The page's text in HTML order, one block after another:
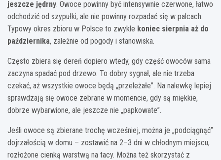
jeszcze jędrny. Owoce powinny być intensywnie czerwone, łatwo
odchodzić od szypułki, ale nie powinny rozpadać się w palcach.
Typowy okres zbioru w Polsce to zwykle koniec sierpnia aż do
października, zależnie od pogody i stanowiska.
Często zbiera się dereń dopiero wtedy, gdy część owoców sama
zaczyna spadać pod drzewo. To dobry sygnał, ale nie trzeba
czekać, aż wszystkie owoce będą „przeleżałe”. Na nalewkę lepiej
sprawdzają się owoce zebrane w momencie, gdy są miękkie,
dobrze wybarwione, ale jeszcze nie „papkowate”.
Jeśli owoce są zbierane trochę wcześniej, można je „podciągnąć”
dojrzałością w domu – zostawić na 2–3 dni w chłodnym miejscu,
rozłożone cienką warstwą na tacy. Można też skorzystać z